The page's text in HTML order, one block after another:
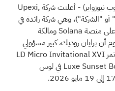
نيوزواير)
- أعلنت شركة Upexi,
Inc. (ناسداك: UPXI) ("Upexi" أو "الشركة")، وهي شركة رائدة في
مجال إدارة الأصول الرقمية وتركز على منصة Solana ومالكة
أن برايان روديك، كبير مسؤولي
الاستراتيجية، سيقدم عرضًا في مؤتمر LD Micro Invitational XVI
الذي سيعقد في فندق Luxe Sunset Boulevard في لوس